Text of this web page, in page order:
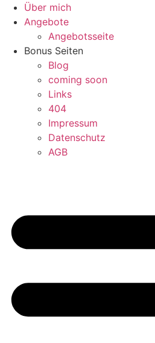
Zum
Inhalt
wechseln
Über mich
Angebote
Angebotsseite
Bonus Seiten
Blog
coming soon
Links
404
Impressum
Datenschutz
AGB